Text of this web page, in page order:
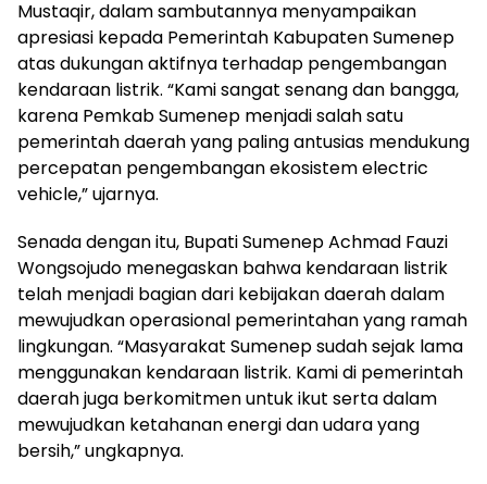
Mustaqir, dalam sambutannya menyampaikan
apresiasi kepada Pemerintah Kabupaten Sumenep
atas dukungan aktifnya terhadap pengembangan
kendaraan listrik. “Kami sangat senang dan bangga,
karena Pemkab Sumenep menjadi salah satu
pemerintah daerah yang paling antusias mendukung
percepatan pengembangan ekosistem electric
vehicle,” ujarnya.
Senada dengan itu, Bupati Sumenep Achmad Fauzi
Wongsojudo menegaskan bahwa kendaraan listrik
telah menjadi bagian dari kebijakan daerah dalam
mewujudkan operasional pemerintahan yang ramah
lingkungan. “Masyarakat Sumenep sudah sejak lama
menggunakan kendaraan listrik. Kami di pemerintah
daerah juga berkomitmen untuk ikut serta dalam
mewujudkan ketahanan energi dan udara yang
bersih,” ungkapnya.